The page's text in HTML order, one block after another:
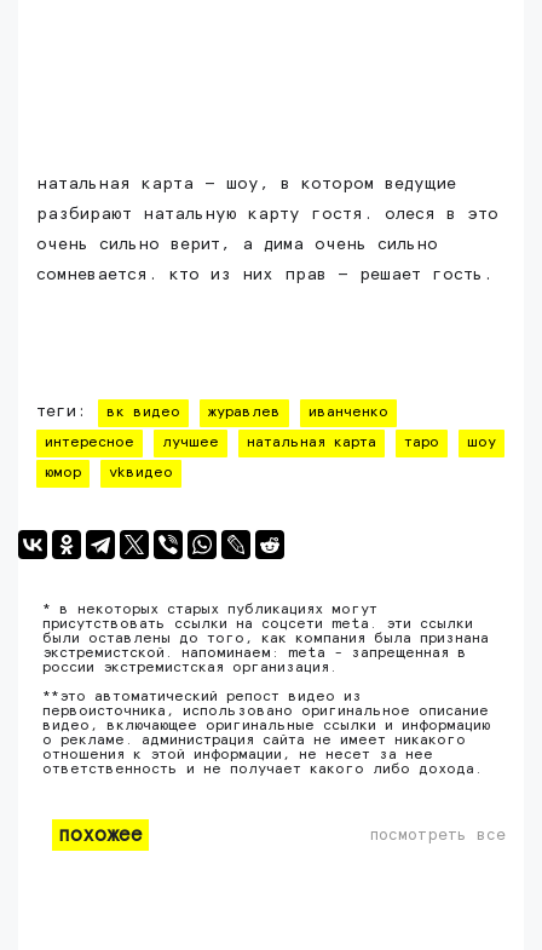
натальная карта — шоу, в котором ведущие
разбирают натальную карту гостя. олеся в это
очень сильно верит, а дима очень сильно
сомневается. кто из них прав — решает гость.
теги: вк видео журавлев иванченко
интересное лучшее натальная карта таро шоу
юмор vkвидео
* в некоторых старых публикациях могут
присутствовать ссылки на соцсети meta. эти ссылки
были оставлены до того, как компания была признана
экстремистской. напоминаем: meta - запрещенная в
россии экстремистская организация.
**это автоматический репост видео из
первоисточника, использовано оригинальное описание
видео, включающее оригинальные ссылки и информацию
о рекламе. администрация сайта не имеет никакого
отношения к этой информации, не несет за нее
ответственность и не получает какого либо дохода.
похожее посмотреть все